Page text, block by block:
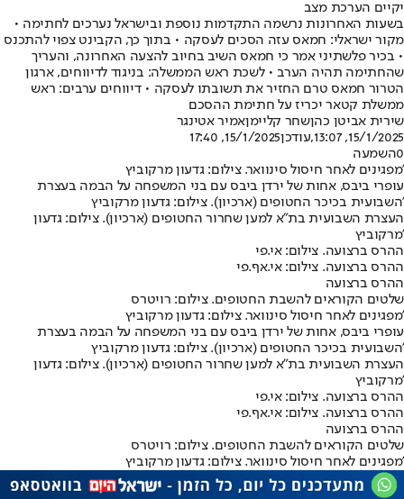
יקיים הערכת מצב
בשעות האחרונות נרשמה התקדמות נוספת ובישראל נערכים לחתימה •
מקור ישראלי: חמאס עזה הסכים לעסקה • בתוך כך, הקבינט צפוי להתכנס
• בכיר פלשתיני אמר כי חמאס השיב בחיוב להצעה האחרונה, והעריך
שהחתימה תהיה הערב • לשכת ראש הממשלה: בניגוד לדיווחים, ארגון
הטרור חמאס טרם החזיר את תשובתו לעסקה • דיווחים ערבים: ראש
ממשלת קטאר יכריז על חתימת ההסכם
שירית אביטן כהןשחר קליימןאמיר אטינגר
15/1/2025, 13:07
,עודכן15/1/2025, 17:40
0השמעה
מפגינים לאחר חיסול סינוואר. צילום: גדעון מרקוביץ'
עופרי ביבס, אחות של ירדן ביבס עם בני המשפחה על הבמה בעצרת
השבועית בכיכר החטופים (ארכיון). צילום: גדעון מרקוביץ'
העצרת השבועית בת"א למען שחרור החטופים (ארכיון). צילום: גדעון
מרקוביץ'
ההרס ברצועה. צילום: אי.פי
ההרס ברצועה. צילום: אי.אף.פי
ההרס ברצועה
שלטים הקוראים להשבת החטופים. צילום: רויטרס
מפגינים לאחר חיסול סינוואר. צילום: גדעון מרקוביץ'
עופרי ביבס, אחות של ירדן ביבס עם בני המשפחה על הבמה בעצרת
השבועית בכיכר החטופים (ארכיון). צילום: גדעון מרקוביץ'
העצרת השבועית בת"א למען שחרור החטופים (ארכיון). צילום: גדעון
מרקוביץ'
ההרס ברצועה. צילום: אי.פי
ההרס ברצועה. צילום: אי.אף.פי
ההרס ברצועה
שלטים הקוראים להשבת החטופים. צילום: רויטרס
מפגינים לאחר חיסול סינוואר. צילום: גדעון מרקוביץ'